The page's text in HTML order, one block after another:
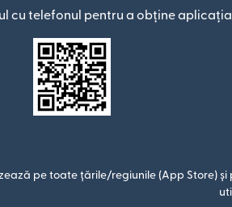
cu telefonul pentru a obține aplicația
pe toate țările/regiunile (App Store)